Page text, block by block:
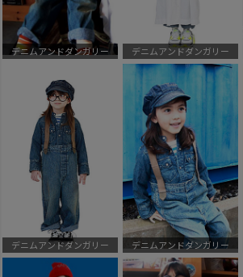
デニムアンドダンガリー デニムアンドダンガリー
デニムアンドダンガリー デニムアンドダンガリー